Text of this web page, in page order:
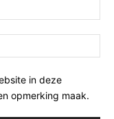
in deze
opmerking maak.